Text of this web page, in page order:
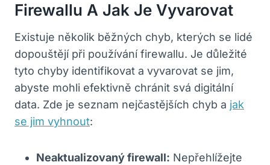
Firewallu A Jak Je Vyvarovat
Existuje několik běžných chyb, kterých se lidé
dopouštějí při používání firewallu. Je důležité
tyto chyby identifikovat a vyvarovat se jim,
abyste mohli efektivně chránit svá digitální
data. Zde je seznam nejčastějších chyb a jak
se jim vyhnout:
Neaktualizovaný firewall: Nepřehlížejte